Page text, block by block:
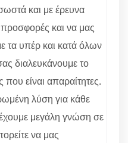
σωστά και με έρευνα
και να μας
τα υπέρ και κατά όλων
διαλευκάνουμε το
που είναι απαραίτητες.
λύση για κάθε
μεγάλη γνώση σε
να μας